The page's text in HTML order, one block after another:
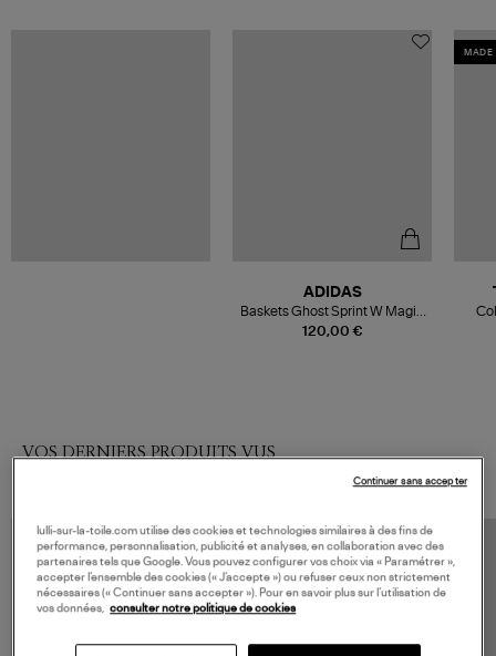
120,00 €
ADIDAS
Baskets Ghost Sprint W Magic
Beige/Wonder White/Gum4
MADE
VOS DERNIERS PRODUITS VUS
lulli-sur-la-toile.com utilise des cookies et technologies similaires à des fins de
performance, personnalisation, publicité et analyses, en collaboration avec des
partenaires tels que Google. Vous pouvez configurer vos choix via « Paramétrer »,
accepter l’ensemble des cookies (« J’accepte ») ou refuser ceux non strictement
nécessaires (« Continuer sans accepter »). Pour en savoir plus sur l’utilisation de
vos données,
consulter notre politique de cookies
Continuer sans accepter